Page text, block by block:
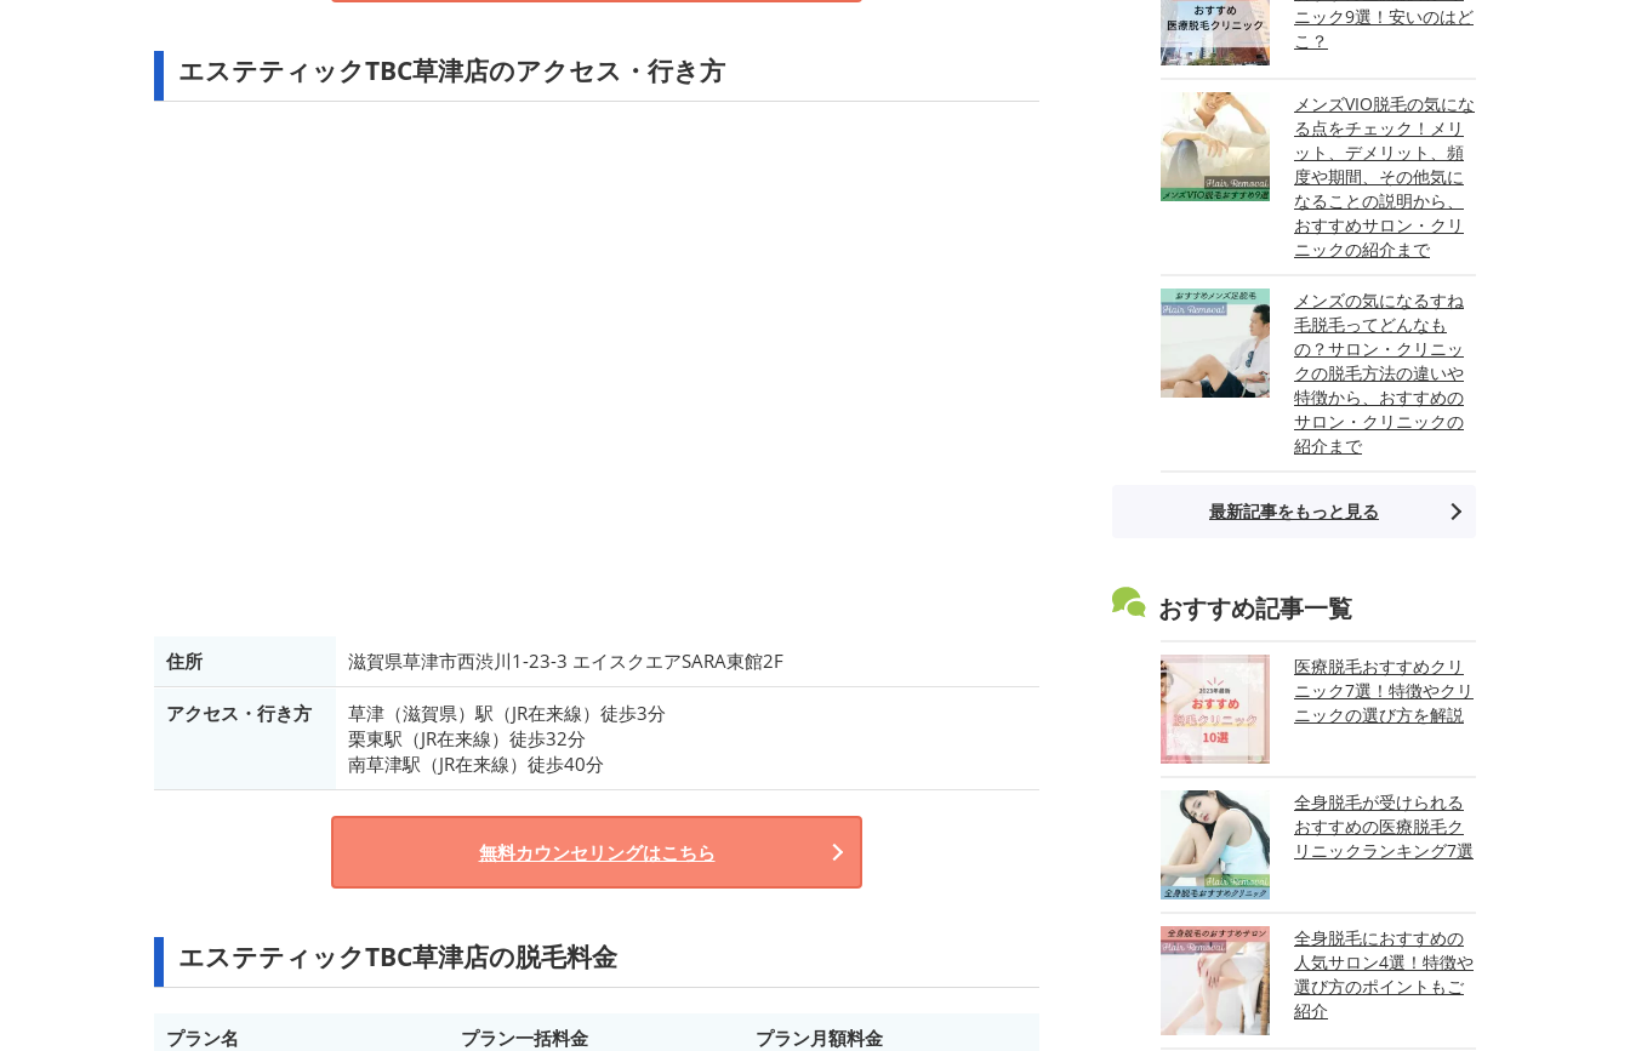
エステティックTBC草津店のアクセス・行き方
住所 滋賀県草津市西渋川1-23-3 エイスクエアSARA東館2F
アクセス・行き方
草津（滋賀県）駅（JR在来線）徒歩3分
栗東駅（JR在来線）徒歩32分
南草津駅（JR在来線）徒歩40分
無料カウンセリングはこちら
エステティックTBC草津店の脱毛料金
プラン名 プラン一括料金 プラン月額料金
ニック9選！安いのはど
こ？
メンズVIO脱毛の気にな
る点をチェック！メリ
ット、デメリット、頻
度や期間、その他気に
なることの説明から、
おすすめサロン・クリ
ニックの紹介まで
メンズの気になるすね
毛脱毛ってどんなも
の？サロン・クリニッ
クの脱毛方法の違いや
特徴から、おすすめの
サロン・クリニックの
紹介まで
最新記事をもっと見る
おすすめ記事一覧
医療脱毛おすすめクリ
ニック7選！特徴やクリ
ニックの選び方を解説
全身脱毛が受けられる
おすすめの医療脱毛ク
リニックランキング7選
全身脱毛におすすめの
人気サロン4選！特徴や
選び方のポイントもご
紹介